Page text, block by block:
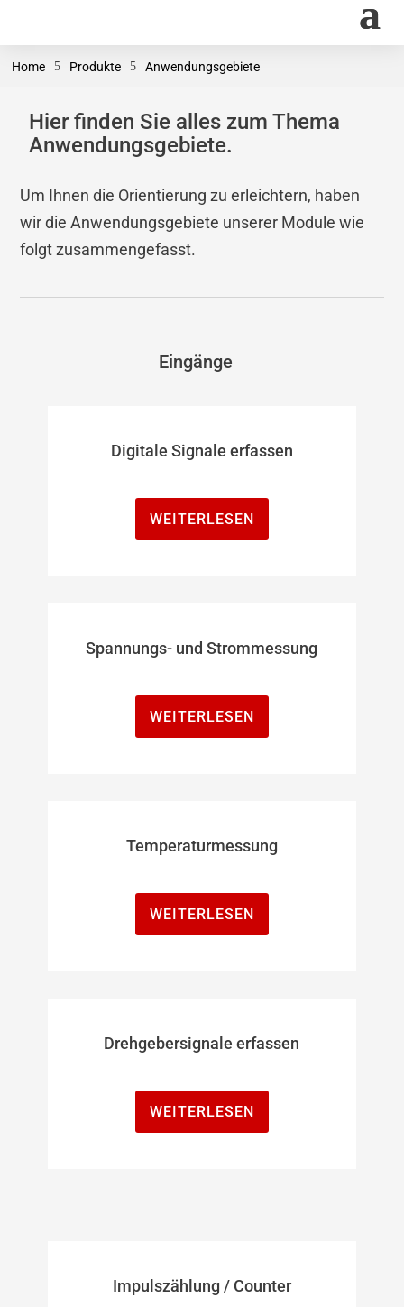
Home 5 Produkte 5 Anwendungsgebiete
Hier finden Sie alles zum Thema
Anwendungsgebiete.
Um Ihnen die Orientierung zu erleichtern, haben
wir die Anwendungsgebiete unserer Module wie
folgt zusammengefasst.
Eingänge
Digitale Signale erfassen
WEITERLESEN
Spannungs- und Strommessung
WEITERLESEN
Temperaturmessung
WEITERLESEN
Drehgebersignale erfassen
WEITERLESEN
Impulszählung / Counter